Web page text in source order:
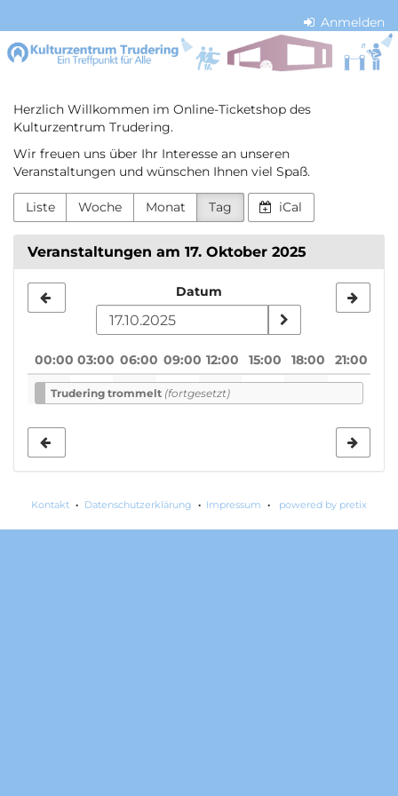
Haupt-
Inhalt
Anmelden
Kulturzentrum
Herzlich Willkommen im Online-Ticketshop des
Kulturzentrum Trudering.
Wir freuen uns über Ihr Interesse an unseren
Veranstaltungen und wünschen Ihnen viel Spaß.
Liste Woche Monat Tag iCal
Veranstaltungen am 17. Oktober 2025
zur
auswählen
Datum
00:00 03:00 06:00 09:00 12:00 15:00 18:00 21:00
Trudering trommelt (fortgesetzt)
Kontakt Datenschutzerklärung Impressum powered by pretix